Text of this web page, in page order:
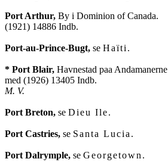
Port Arthur, By i Dominion of Canada.
(1921) 14886 Indb.
Port-au-Prince-Bugt, se Haïti .
* Port Blair, Havnestad paa Andamanerne
M. V.
Port Breton, se Dieu Ile.
Port Castries, se Santa Lucia .
Port Dalrymple, se Georgetown .